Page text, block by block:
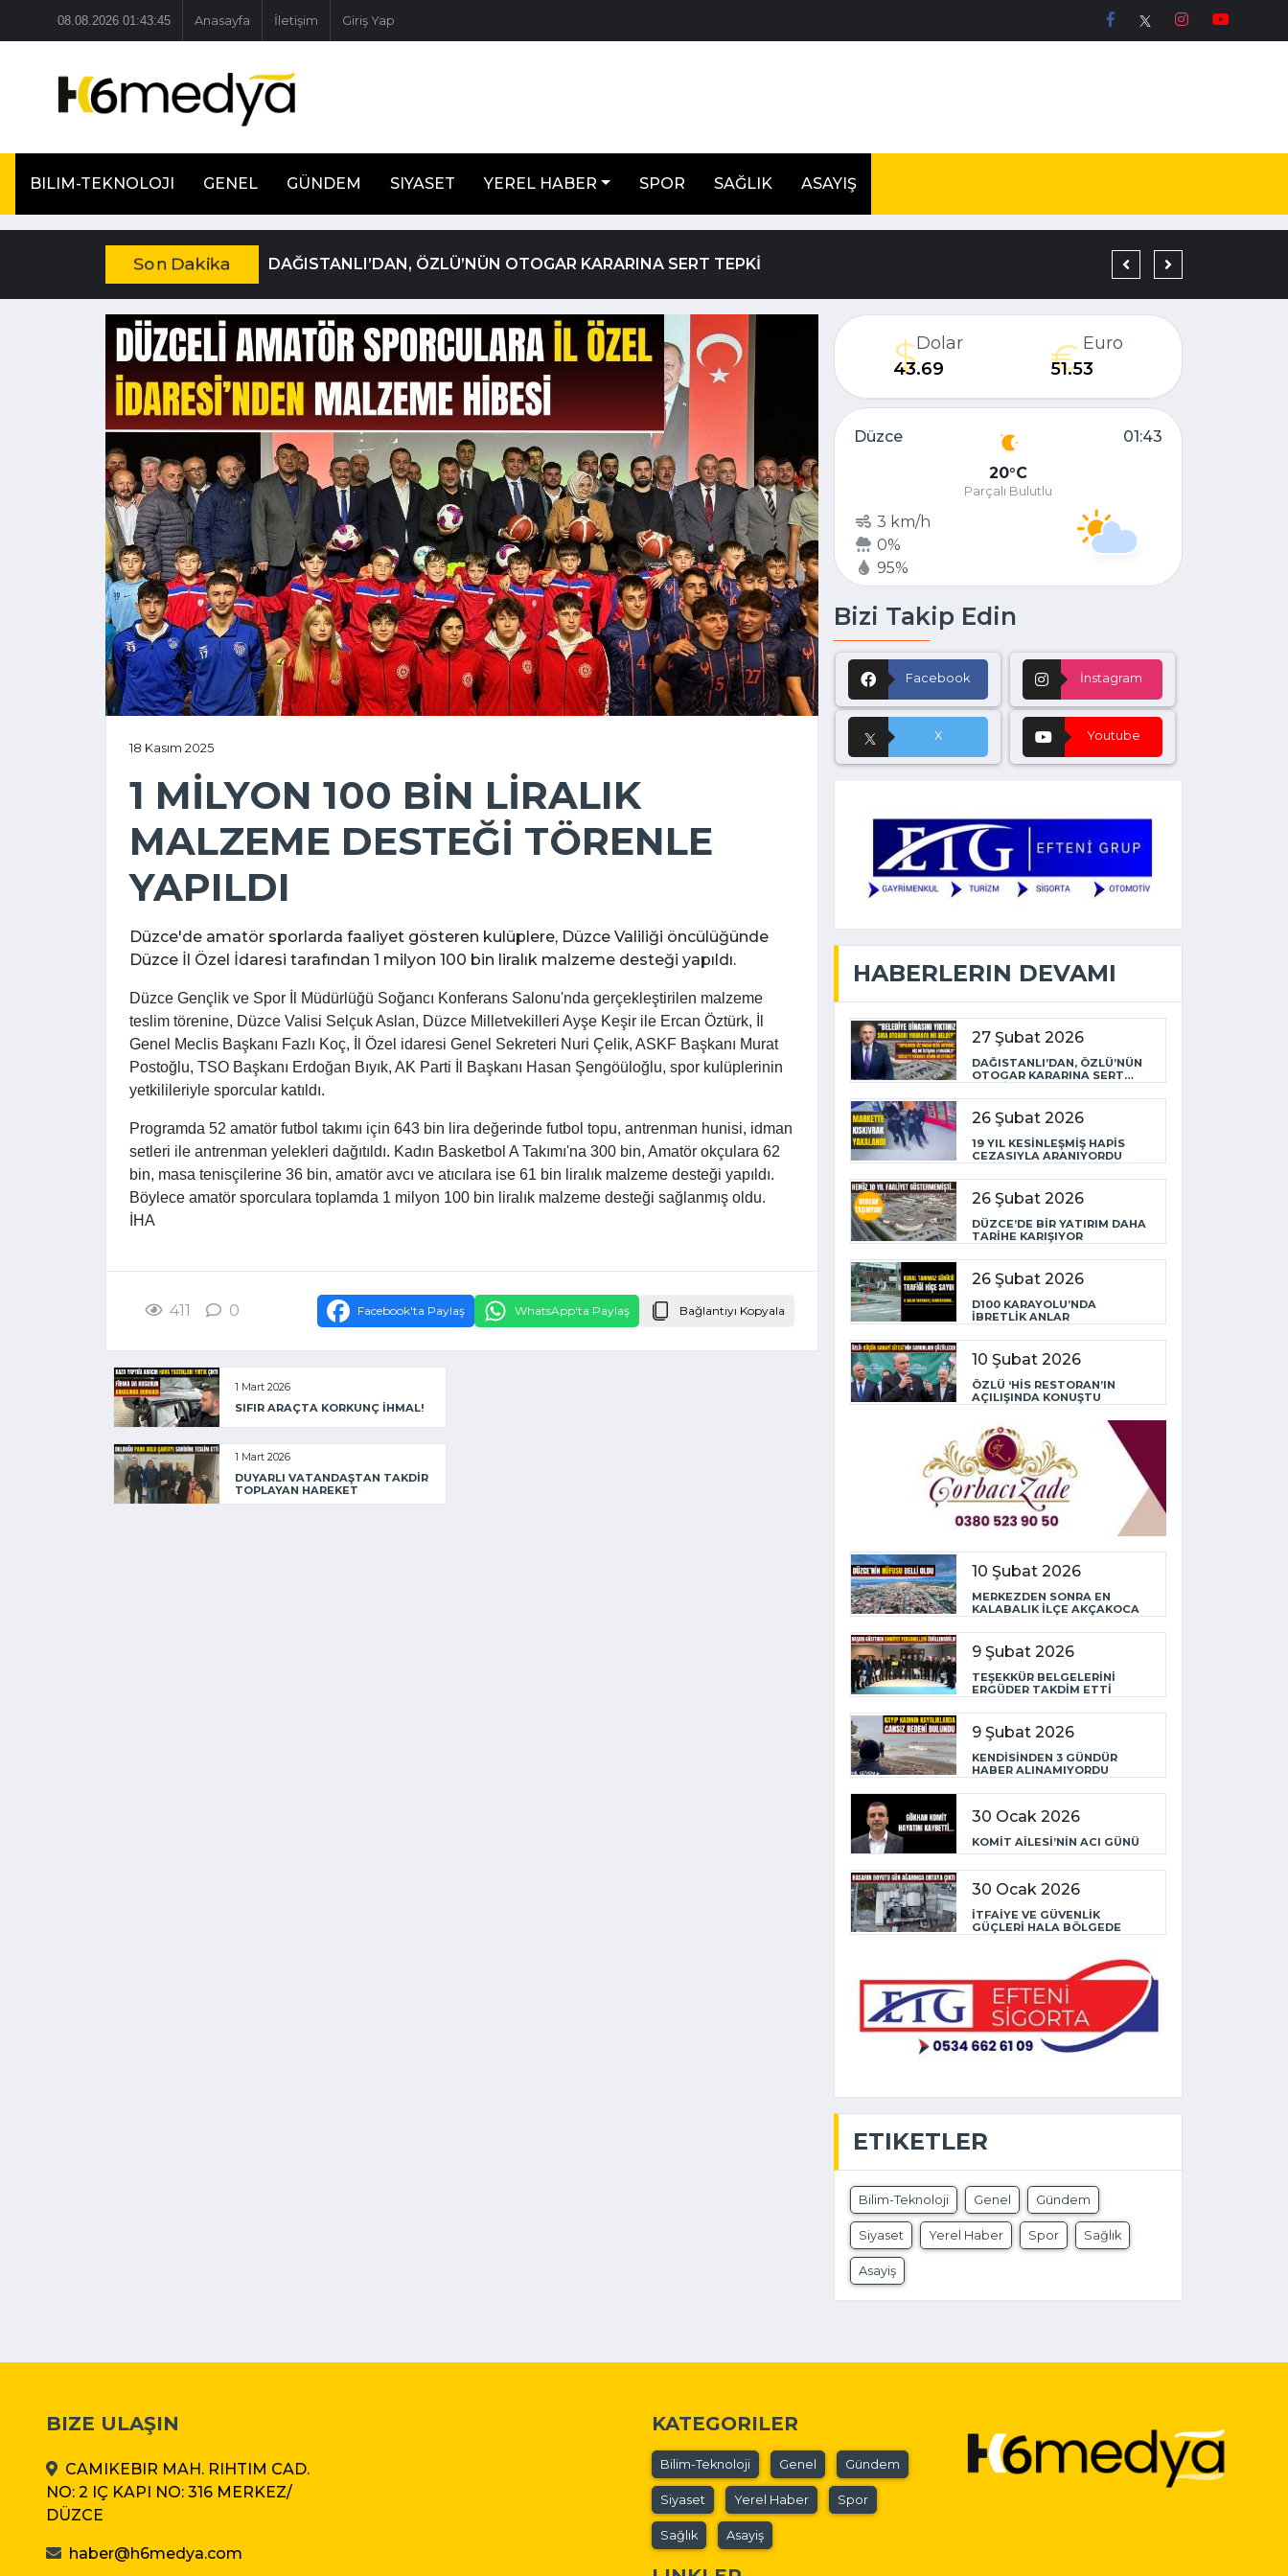
08.08.2026 01:43:47 Anasayfa İletişim Giriş Yap
BILIM-TEKNOLOJI GENEL GÜNDEM SIYASET YEREL HABER SPOR SAĞLIK ASAYIŞ
Son Dakika DAĞISTANLI’DAN, ÖZLÜ’NÜN OTOGAR KARARINA SERT TEPKİ 19 YIL KESİNLEŞMİŞ
18 Kasım 2025
1 MİLYON 100 BİN LİRALIK
MALZEME DESTEĞİ TÖRENLE
YAPILDI
Düzce'de amatör sporlarda faaliyet gösteren kulüplere, Düzce Valiliği öncülüğünde
Düzce İl Özel İdaresi tarafından 1 milyon 100 bin liralık malzeme desteği yapıldı.
Düzce Gençlik ve Spor İl Müdürlüğü Soğancı Konferans Salonu'nda gerçekleştirilen malzeme
teslim törenine, Düzce Valisi Selçuk Aslan, Düzce Milletvekilleri Ayşe Keşir ile Ercan Öztürk, İl
Genel Meclis Başkanı Fazlı Koç, İl Özel idaresi Genel Sekreteri Nuri Çelik, ASKF Başkanı Murat
Postoğlu, TSO Başkanı Erdoğan Bıyık, AK Parti İl Başkanı Hasan Şengöüloğlu, spor kulüplerinin
yetkilileriyle sporcular katıldı.
Programda 52 amatör futbol takımı için 643 bin lira değerinde futbol topu, antrenman hunisi, idman
setleri ile antrenman yelekleri dağıtıldı. Kadın Basketbol A Takımı'na 300 bin, Amatör okçulara 62
bin, masa tenisçilerine 36 bin, amatör avcı ve atıcılara ise 61 bin liralık malzeme desteği yapıldı.
Böylece amatör sporculara toplamda 1 milyon 100 bin liralık malzeme desteği sağlanmış oldu.
İHA
411 0 Facebook'ta Paylaş WhatsApp'ta Paylaş Bağlantıyı Kopyala
1 Mart 2026
SIFIR ARAÇTA KORKUNÇ İHMAL!
1 Mart 2026
DUYARLI VATANDAŞTAN TAKDİR
TOPLAYAN HAREKET
Dolar
43.69
Euro
51.53
Düzce
01:43
20 C
Parçalı Bulutlu
3 km/h
0%
95%
Bizi Takip Edin
Facebook İnstagram
X Youtube
HABERLERIN DEVAMI
27 Şubat 2026
DAĞISTANLI’DAN, ÖZLÜ’NÜN
OTOGAR KARARINA SERT
TEPKİ
26 Şubat 2026
19 YIL KESİNLEŞMİŞ HAPİS
CEZASIYLA ARANIYORDU
26 Şubat 2026
DÜZCE’DE BİR YATIRIM DAHA
TARİHE KARIŞIYOR
26 Şubat 2026
D100 KARAYOLU’NDA
İBRETLİK ANLAR
10 Şubat 2026
ÖZLÜ ‘HİS RESTORAN’IN
AÇILIŞINDA KONUŞTU
10 Şubat 2026
MERKEZDEN SONRA EN
KALABALIK İLÇE AKÇAKOCA
9 Şubat 2026
TEŞEKKÜR BELGELERİNİ
ERGÜDER TAKDİM ETTİ
9 Şubat 2026
KENDİSİNDEN 3 GÜNDÜR
HABER ALINAMIYORDU
30 Ocak 2026
KOMİT AİLESİ’NİN ACI GÜNÜ
30 Ocak 2026
İTFAİYE VE GÜVENLİK
GÜÇLERİ HALA BÖLGEDE
ETIKETLER
Bilim-Teknoloji Genel Gündem
Siyaset Yerel Haber Spor Sağlık
Asayiş
BIZE ULAŞIN
CAMIKEBIR MAH. RIHTIM CAD.
NO: 2 IÇ KAPI NO: 316 MERKEZ/
DÜZCE
haber@h6medya.com
KATEGORILER
Bilim-Teknoloji Genel Gündem
Siyaset Yerel Haber Spor
Sağlık Asayiş